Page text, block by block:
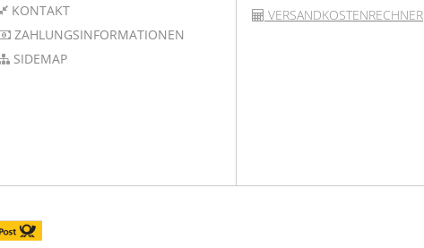
KONTAKT
ZAHLUNGSINFORMATIONEN
SIDEMAP
VERSANDKOSTENRECHNER